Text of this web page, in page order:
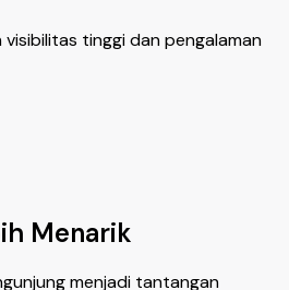
tinggi dan pengalaman
Menarik
menjadi tantangan